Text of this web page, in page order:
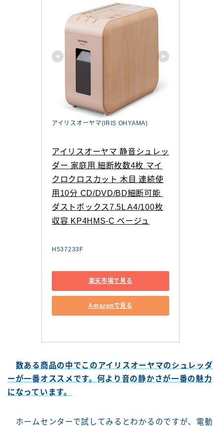
アイリスオーヤマ(IRIS OHYAMA)
アイリスオーヤマ 静音シュレッ
ダー 家庭用 細断枚数4枚 マイ
クロクロスカット 木目 連続使
用10分 CD/DVD/BD細断可能
ダストボックス7.5L A4/100枚
収容 KP4HMS-C ベージュ
H537233F
楽天市場で見る
Amazonで見る
数ある商品の中でこのアイリスオーヤマのシュレッダ
ーが一番オススメです。何より音の静かさが一番の魅力
になっています。
ホームセンターで試してみるとわかるのですが、電動